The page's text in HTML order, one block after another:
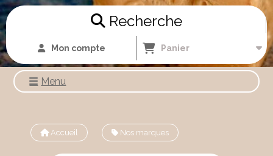
Recherche
Mon compte Panier
Menu
Accueil Nos marques